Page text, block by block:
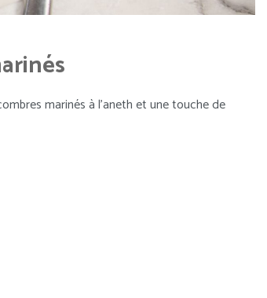
marinés à l’aneth et une touche de